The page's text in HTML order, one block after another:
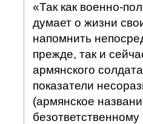
«Так как военно-
думает о жизни
напомнить
прежде, так и
армянского
показатели
(армянское